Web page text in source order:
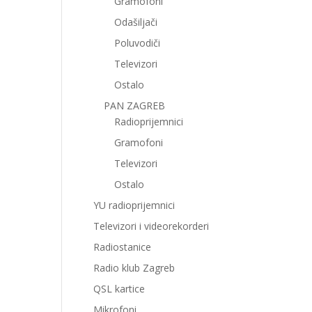
Odašiljači
Poluvodiči
Televizori
Ostalo
PAN ZAGREB
Radioprijemnici
Gramofoni
Televizori
Ostalo
YU radioprijemnici
Televizori i videorekorderi
Radiostanice
Radio klub Zagreb
QSL kartice